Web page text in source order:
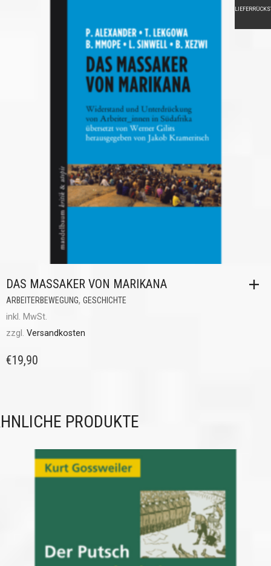
DAS MASSAKER VON MARIKANA
ARBEITERBEWEGUNG, GESCHICHTE
inkl. MwSt.
zzgl. Versandkosten
€19,90
PRODUKTE